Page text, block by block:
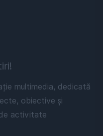
multimedia, dedicată
obiective și
activitate